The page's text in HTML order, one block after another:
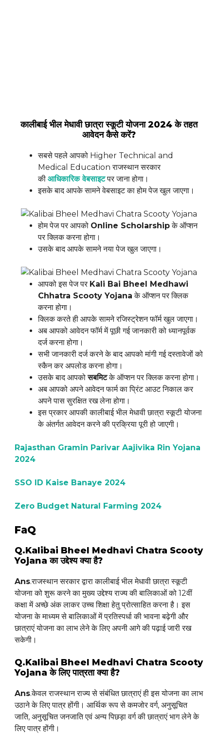
कालीबाई भील मेधावी छात्रा स्कूटी योजना 2024 के तहत
आवेदन कैसे करें?
सबसे पहले आपको Higher Technical and
Medical Education राजस्थान सरकार
की आधिकारिक वेबसाइटपर जाना होगा।
इसके बाद आपके सामने वेबसाइट का होम पेज खुल जाएगा।
होम पेज पर आपको Online Scholarshipके ऑप्शन
पर क्लिक करना होगा।
उसके बाद आपके सामने नया पेज खुल जाएगा।
आपको इस पेज पर Kali Bai Bheel Medhawi
Chhatra Scooty Yojana के ऑप्शन पर क्लिक
करना होगा।
क्लिक करते ही आपके सामने रजिस्ट्रेशन फॉर्म खुल जाएगा।
अब आपको आवेदन फॉर्म में पूछी गई जानकारी को ध्यानपूर्वक
दर्ज करना होगा।
सभी जानकारी दर्ज करने के बाद आपको मांगी गई दस्तावेजों को
स्कैन कर अपलोड करना होगा।
उसके बाद आपकोसबमिटके ऑप्शन पर क्लिक करना होगा।
अब आपको अपने आवेदन फार्म का प्रिंट आउट निकाल कर
अपने पास सुरक्षित रख लेना होगा।
इस प्रकार आपकी कालीबाई भील मेधावी छात्रा स्कूटी योजना
के अंतर्गत आवेदन करने की प्रक्रिया पूरी हो जाएगी।
Rajasthan Gramin Parivar Aajivika Rin Yojana
2024
SSO ID Kaise Banaye 2024
Zero Budget Natural Farming 2024
FaQ
Q.Kalibai Bheel Medhavi Chatra Scooty
Yojana का उद्देश्य क्या है?
Ans.राजस्थान सरकार द्वारा कालीबाई भील मेधावी छात्रा स्कूटी
योजना को शुरू करने का मुख्य उद्देश्य राज्य की बालिकाओं को 12वीं
कक्षा में अच्छे अंक लाकर उच्च शिक्षा हेतु प्रोत्साहित करना है। इस
योजना के माध्यम से बालिकाओं में प्रतिस्पर्धा की भावना बढ़ेगी और
छात्राएं योजना का लाभ लेने के लिए अपनी आगे की पढ़ाई जारी रख
सकेगी।
Q.Kalibai Bheel Medhavi Chatra Scooty
Yojana के लिए पात्रता क्या है?
Ans.केवल राजस्थान राज्य से संबंधित छात्राएं ही इस योजना का लाभ
उठाने के लिए पात्र होंगी। आर्थिक रूप से कमजोर वर्ग, अनुसूचित
जाति, अनुसूचित जनजाति एवं अन्य पिछड़ा वर्ग की छात्राएं भाग लेने के
लिए पात्र होंगी।